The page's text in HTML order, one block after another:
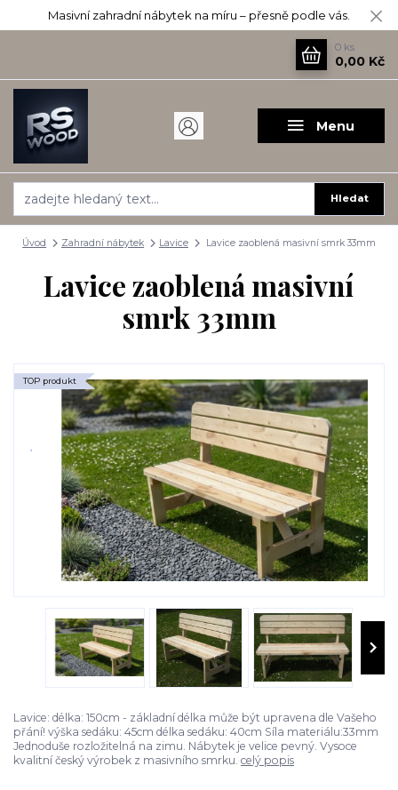
Masivní zahradní nábytek na míru – přesně podle vás.
Menu
Hledat
0 ks
0,00 Kč
Úvod Zahradní nábytek Lavice Lavice zaoblená masivní smrk 33mm
Lavice zaoblená masivní
smrk 33mm
TOP produkt
Lavice: délka: 150cm - základní délka může být upravena dle Vašeho
přání! výška sedáku: 45cm délka sedáku: 40cm Síla materiálu:33mm
Jednoduše rozložitelná na zimu. Nábytek je velice pevný. Vysoce
kvalitní český výrobek z masivního smrku. celý popis